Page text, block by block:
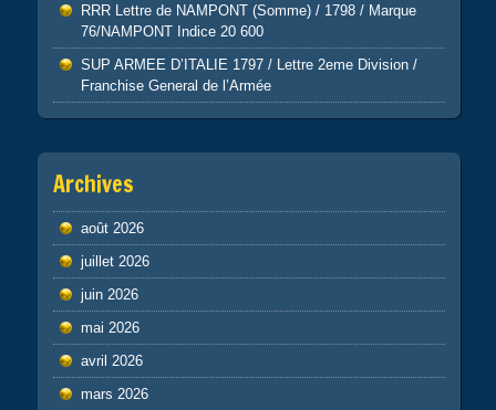
RRR Lettre de NAMPONT (Somme) / 1798 / Marque
76/NAMPONT Indice 20 600
SUP ARMEE D’ITALIE 1797 / Lettre 2eme Division /
Franchise General de l’Armée
Archives
août 2026
juillet 2026
juin 2026
mai 2026
avril 2026
mars 2026